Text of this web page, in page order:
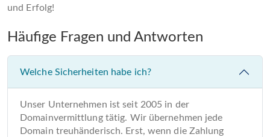
und Erfolg!
Häufige Fragen und Antworten
Welche Sicherheiten habe ich?
Unser Unternehmen ist seit 2005 in der
Domainvermittlung tätig. Wir übernehmen jede
Domain treuhänderisch. Erst, wenn die Zahlung